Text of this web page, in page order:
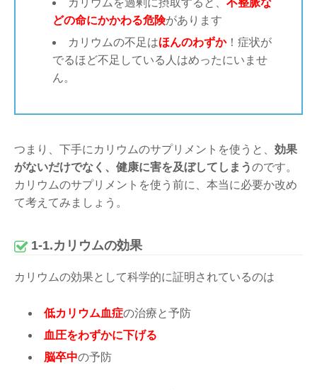
カリウムを過剰に摂取すると、 不整脈な
どの命にかかわる危険があります
カリウムの不足はほんのわずか！症状が
でるほど不足している人はめったにいませ
ん。
つまり、下手にカリウムのサプリメントを使うと、 効果
がないだけでなく、健康に害を及ぼしてしまうのです。
カリウムのサプリメントを使う前に、本当に必要か改め
て考えてみましょう。
1-1.カリウムの効果
カリウムの効果として科学的に証明されているのは
低カリウム血症の治療と予防
血圧をわずかに下げる
脳卒中の予防